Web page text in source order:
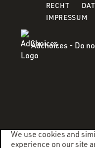
RECHT(OPENS
IN
NEW
IMPRESSUM
Adchoices - Do
We use cookies and
experience on our site